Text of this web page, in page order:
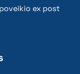
ex post